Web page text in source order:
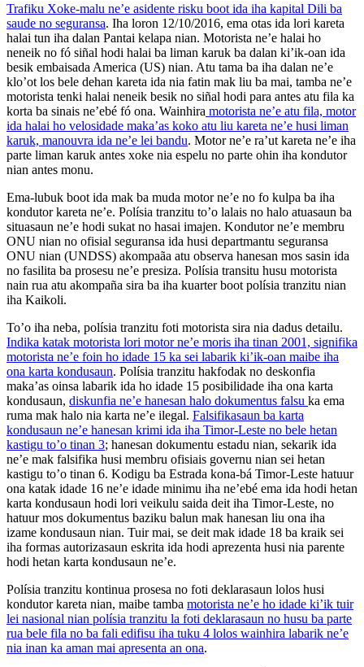
Trafiku Xoke-malu ne’e asidente risku boot ida iha kapital Dili ba
saude no seguransa. Iha loron 12/10/2016, ema otas ida lori kareta
halai tun iha dalan Pantai kelapa nian. Motorista ne’e halai ho
neneik no fó siñal hodi halai ba liman karuk ba dalan ki’ik-oan ida
besik embaisada America (US) nian. Atu tama ba iha dalan ne’e
klo’ot los bele dehan kareta ida nia fatin mak liu ba mai, tamba ne’e
motorista tenki halai neneik besik no siñal hodi para antes atu fila ka
korta ba sinais ne’ebé fó ona. Wainhira motorista ne’e atu fila, motor
ida halai ho velosidade maka’as koko atu liu kareta ne’e husi liman
karuk, manouvra ida ne’e lei bandu. Motor ne’e ra’ut kareta ne’e iha
parte liman karuk antes xoke nia espelu no parte ohin iha kondutor
nian antes monu.
Ema-lubuk boot ida mak ba muda motor ne’e no fo kulpa ba iha
kondutor kareta ne’e. Polísia tranzitu to’o lalais no halo atuasaun ba
situasaun ne’e hodi sukat no hasai imajen. Kondutor ne’e membru
ONU nian no ofisial seguransa ida husi departmantu seguransa
ONU nian (UNDSS) akompaãa atu observa hanesan mos sasin ida
no fasilita ba prosesu ne’e presiza. Polísia transitu husu motorista
nain rua atu akompaña sira ba iha kuarter boot polísia tranzitu nian
iha Kaikoli.
To’o iha neba, polísia tranzitu foti motorista sira nia dadus detailu.
Indika katak motorista lori motor ne’e moris iha tinan 2001, signifika
motorista ne’e foin ho idade 15 ka sei labarik ki’ik-oan maibe iha
ona karta kondusaun. Polísia tranzitu hakfodak no deskonfia
maka’as oinsa labarik ida ho idade 15 posibilidade iha ona karta
kondusaun, diskunfia ne’e hanesan halo dokumentus falsu ka ema
ruma mak halo nia karta ne’e ilegal. Falsifikasaun ba karta
kondusaun ne’e hanesan krimi ida iha Timor-Leste no bele hetan
kastigu to’o tinan 3; hanesan dokumentu estadu nian, sekarik ida
ne’e mak falsifika husi membru ofisiais governu nian sei hetan
kastigu to’o tinan 6. Kodigu ba Estrada kona-bá Timor-Leste hatuur
ona katak idade 16 ne’e idade minimu iha ne’ebé ema ida hodi hetan
karta kondusaun hodi lori veikulu saida deit iha Timor-Leste, no
hatuur mos dokumentus baziku balun mak hanesan liu ona iha
izame kondusaun nian. Tuir mai, se deit mak idade 18 ba kraik sei
iha formas autorizasaun eskrita ida hodi aprezenta husi nia parente
hodi hetan karta kondusaun ne’e.
Polísia tranzitu kontinua prosesa no foti deklarasaun lolos husi
kondutor kareta nian, maibe tamba motorista ne’e ho idade ki’ik tuir
lei nasional nian polísia tranzitu la foti deklarasaun no husu ba parte
rua bele fila no ba fali edifisu iha tuku 4 lolos wainhira labarik ne’e
nia inan ka aman mai apresenta an ona.